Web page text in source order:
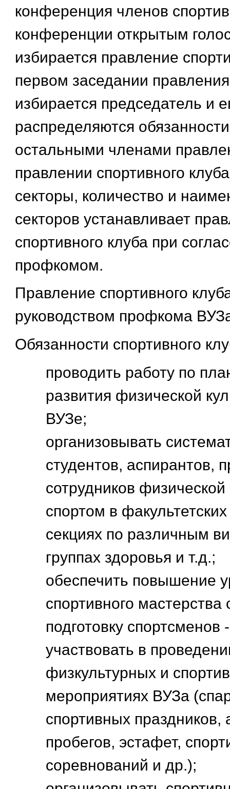
конференция членов
конференции открытым
избирается правление
первом заседании
избирается председатель и
распределяются
остальными членами
правлении спортивного
секторы, количество и
секторов устанавливает
спортивного клуба при
профкомом.
Правление спортивного
руководством профкома
Обязанности спортивного
проводить работу по
развития физической
ВУЗе;
организовывать
студентов, аспирантов,
сотрудников физической
спортом в
секциях по различным
группах здоровья и т.д.;
обеспечить повышение
спортивного мастерства
подготовку спортсменов
участвовать в
физкультурных и
мероприятиях ВУЗа
спортивных праздников,
пробегов, эстафет,
соревнований и др.);